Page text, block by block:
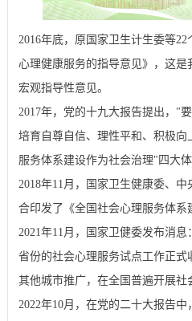
2016年底，原国家卫生计生委等
心理健康服务的指导意见》，这
宏观指导性意见。
2017年，党的十九大报告提出，"
培育自尊自信、理性平和、积极
服务体系建设作为社会治理"四大体
2018年11月，国家卫生健康委、
合印发了《全国社会心理服务体系
2021年11月，国家卫健委发布消
省份的社会心理服务试点工作正
其他城市推广，在全国普遍开展社
2022年10月，在党的二十大报告